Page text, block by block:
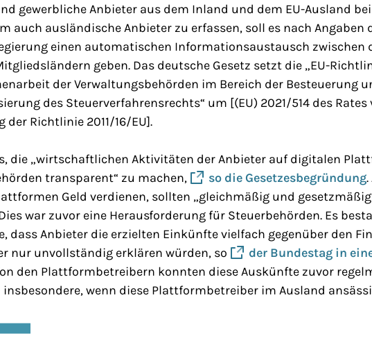
gewerbliche Anbieter aus dem Inland und dem EU-Ausland
auch ausländische Anbieter zu erfassen, soll es nach Angaben
einen automatischen Informationsaustausch zwischen
geben. Das deutsche Gesetz setzt die „EU-
der Verwaltungsbehörden im Bereich der Besteuerung
des Steuerverfahrensrechts“ um [(EU) 2021/514 des Rates
der Richtlinie 2011/16/EU].
die „wirtschaftlichen Aktivitäten der Anbieter auf digitalen
transparent“ zu machen,
so die Gesetzesbegründung.
Geld verdienen, sollten „gleichmäßig und
war zuvor eine Herausforderung für Steuerbehörden. Es
dass Anbieter die erzielten Einkünfte vielfach gegenüber den
nur unvollständig erklären würden, so
der Bundestag in
den Plattformbetreibern konnten diese Auskünfte zuvor
insbesondere, wenn diese Plattformbetreiber im Ausland